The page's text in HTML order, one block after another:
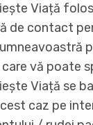
Viață
de contact
vă poate
Viață se
caz pe